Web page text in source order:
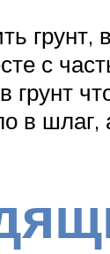
с
грунт
в шлаг,